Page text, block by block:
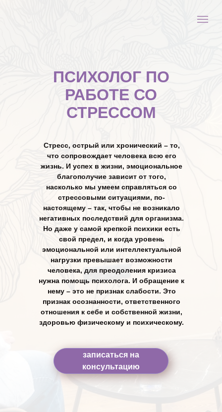
ПСИХОЛОГ ПО
РАБОТЕ СО
СТРЕССОМ
Стресс, острый или хронический – то,
что сопровождает человека всю его
жизнь. И успех в жизни, эмоциональное
благополучие зависит от того,
насколько мы умеем справляться со
стрессовыми ситуациями, по-
настоящему – так, чтобы не возникало
негативных последствий для организма.
Но даже у самой крепкой психики есть
свой предел, и когда уровень
эмоциональной или интеллектуальной
нагрузки превышает возможности
человека, для преодоления кризиса
нужна помощь психолога. И обращение к
нему – это не признак слабости. Это
признак осознанности, ответственного
отношения к себе и собственной жизни,
здоровью физическому и психическому.
записаться на
консультацию